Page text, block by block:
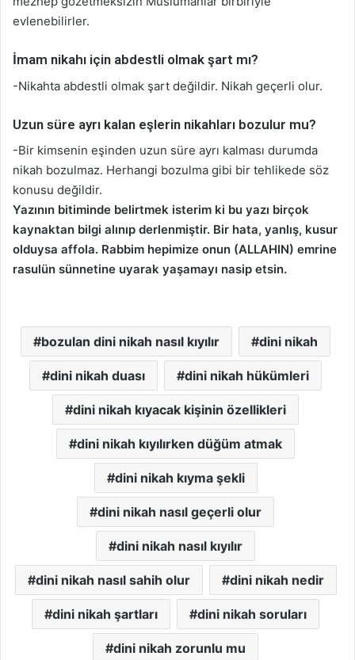
evlenebilirler.
İmam nikahı için abdestli olmak şart mı?
-Nikahta abdestli olmak şart değildir. Nikah geçerli olur.
Uzun süre ayrı kalan eşlerin nikahları bozulur mu?
-Bir kimsenin eşinden uzun süre ayrı kalması durumda
nikah bozulmaz. Herhangi bozulma gibi bir tehlikede söz
konusu değildir.
Yazının bitiminde belirtmek isterim ki bu yazı birçok
kaynaktan bilgi alınıp derlenmiştir. Bir hata, yanlış, kusur
olduysa affola. Rabbim hepimize onun (ALLAHIN) emrine
rasulün sünnetine uyarak yaşamayı nasip etsin.
bozulan dini nikah nasıl kıyılır dini nikah
dini nikah duası dini nikah hükümleri
dini nikah kıyacak kişinin özellikleri
dini nikah kıyılırken düğüm atmak
dini nikah kıyma şekli
dini nikah nasıl geçerli olur
dini nikah nasıl kıyılır
dini nikah nasıl sahih olur dini nikah nedir
dini nikah şartları dini nikah soruları
dini nikah zorunlu mu